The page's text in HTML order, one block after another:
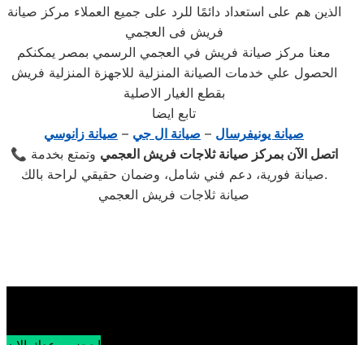
الذين هم على استعداد دائمًا للرد على جميع العملاء مركز صيانة
فريش فى العجمي
معنا مركز صيانة فريش في العجمي الرسمي بمصر يمكنكم
الحصول علي خدمات الصيانة المنزلية للاجهزة المنزلية فريش
بقطع الغيار الاصلية
تابع ايضا
صيانة يونيفرسال – صيانة ال جي – صيانة زانوسي
📞
اتصل الآن بمركز صيانة ثلاجات فريش العجمي وتمتع بخدمة
صيانة فورية، دعم فني شامل، وضمان حقيقي لراحة بالك.
صيانة ثلاجات فريش العجمي